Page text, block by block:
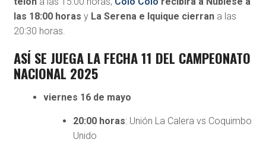
las 18:00 horas y La Serena e Iquique cierrana las
20:30 horas.
ASÍ SE JUEGA LA FECHA 11 DEL CAMPEONATO
NACIONAL 2025
viernes 16 de mayo
20:00 horas: Unión La Calera vs Coquimbo
Unido